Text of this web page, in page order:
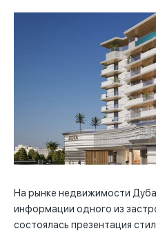
На рынке недвижимости
информации одного из
состоялась презентация